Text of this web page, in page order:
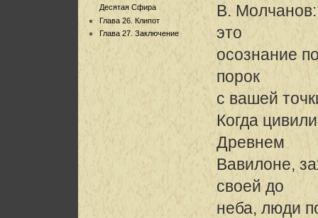
Десятая Сфира
Глава 26. Клипот
Глава 27. Заключение
В.
это
осознание
порок
с вашей
Когда
Древнем
Вавилоне,
своей до
неба, люди